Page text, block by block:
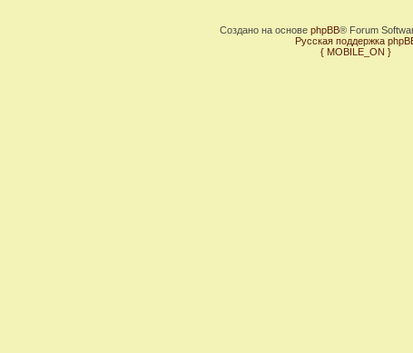
Создано на основе phpBB® Forum
Русская поддержка
{ MOBILE_ON }